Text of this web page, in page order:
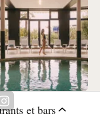
et bars